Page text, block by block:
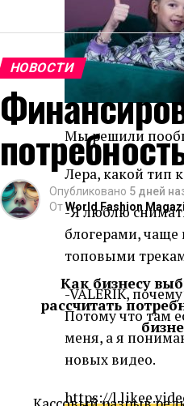
Мы решили
Лера, какой тип
-Я люблю
блогерами,
топовыми
-VALERIK,
Потому что там
меня, а я
новых видео.
https://
НОВОСТИ
Опубликовано 5 дней
ОтWorld Fashion
Как бизнесу
рассчитать